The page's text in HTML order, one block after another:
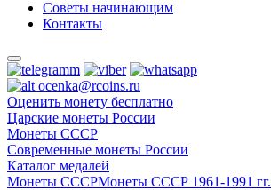
Советы начинающим
Контакты
ocenka@rcoins.ru
Оценить монету бесплатно
Царские монеты России
Монеты СССР
Современные монеты России
Каталог медалей
Монеты СССРМонеты СССР 1961-1991 гг.